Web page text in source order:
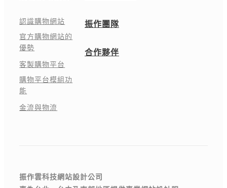
認識購物網站
官方購物網站的
優勢
客製購物平台
購物平台模組功
能
金流與物流
振作團隊
合作夥伴
振作雲科技網站設計公司